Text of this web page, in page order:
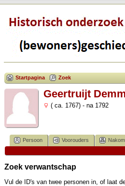
Startpagina Zoek
Geertruijt
( ca. 1767) - na 1792
Persoon Voorouders
Zoek verwantschap
Vul de ID's van twee personen in, of laat